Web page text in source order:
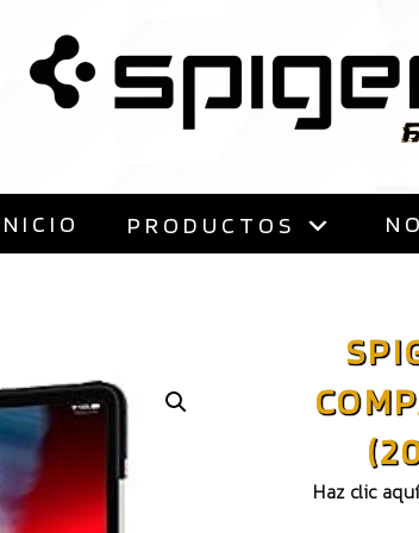
al
contenido
PRODUCTOS
Haz clic